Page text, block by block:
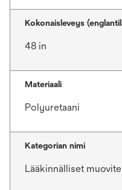
Kokonaisleveys
48 in
Materiaali
Polyuretaani
Kategorian nimi
Lääkinnälliset